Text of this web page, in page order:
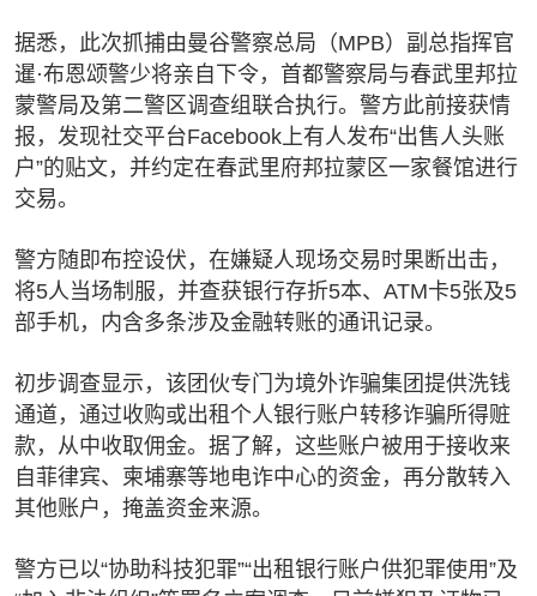
据悉，此次抓捕由曼谷警察总局（MPB）副总指挥官
暹·布恩颂警少将亲自下令，首都警察局与春武里邦拉
蒙警局及第二警区调查组联合执行。警方此前接获情
报，发现社交平台Facebook上有人发布“出售人头账
户”的贴文，并约定在春武里府邦拉蒙区一家餐馆进行
交易。
警方随即布控设伏，在嫌疑人现场交易时果断出击，
将5人当场制服，并查获银行存折5本、ATM卡5张及5
部手机，内含多条涉及金融转账的通讯记录。
初步调查显示，该团伙专门为境外诈骗集团提供洗钱
通道，通过收购或出租个人银行账户转移诈骗所得赃
款，从中收取佣金。据了解，这些账户被用于接收来
自菲律宾、柬埔寨等地电诈中心的资金，再分散转入
其他账户，掩盖资金来源。
警方已以“协助科技犯罪”“出租银行账户供犯罪使用”及